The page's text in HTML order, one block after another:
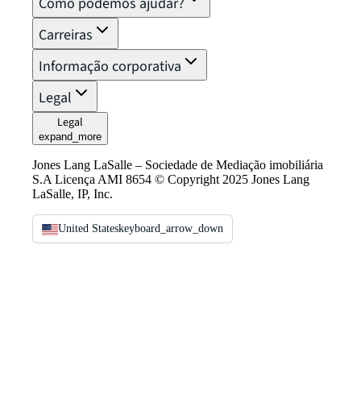
Carreiras
Informação corporativa
Legal
Legal
expand_more
Jones Lang LaSalle – Sociedade de Mediação imobiliária
S.A Licença AMI 8654 © Copyright 2025 Jones Lang
LaSalle, IP, Inc.
United Stateskeyboard_arrow_down